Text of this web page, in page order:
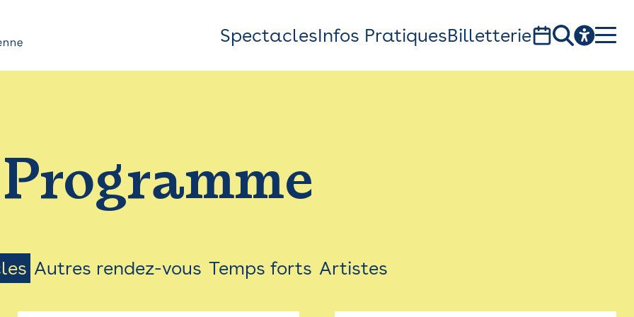
Top
Bar
Menu
SpectaclesInfos PratiquesBilletterie
1, av. du Chateau d'eau - 31300 Toulouse
Programme
Autres rendez-vous Temps forts Artistes